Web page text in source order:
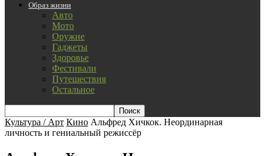
Образ жизни
Авто
Мото
Оружие
Гаджеты
Здоровье
Фестивали
Путешествия
Остальное
Культура / Арт Кино Альфред Хичкок. Неординарная
личность и гениальный режиссёр